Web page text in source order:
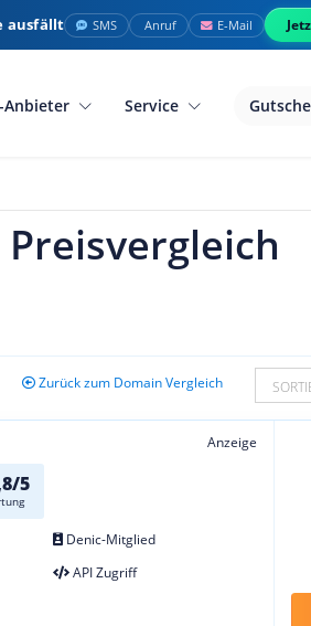
ausfällt SMS Anruf E-Mail
Anbieter Service
Zurück zum Domain Vergleich
Anzeige
5
Denic-Mitglied
API Zugriff